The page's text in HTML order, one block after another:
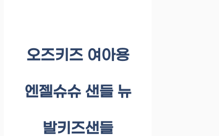
오즈키즈 여아용
엔젤슈슈 샌들 뉴
발키즈샌들